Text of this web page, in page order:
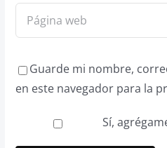
Guarde mi nombre,
en este navegador para la
Sí,